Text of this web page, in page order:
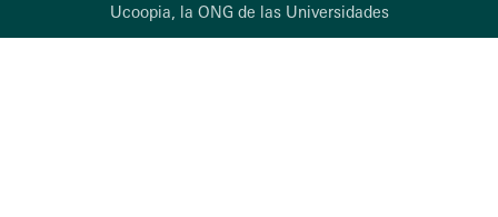
Ucoopia, la ONG de las Universidades